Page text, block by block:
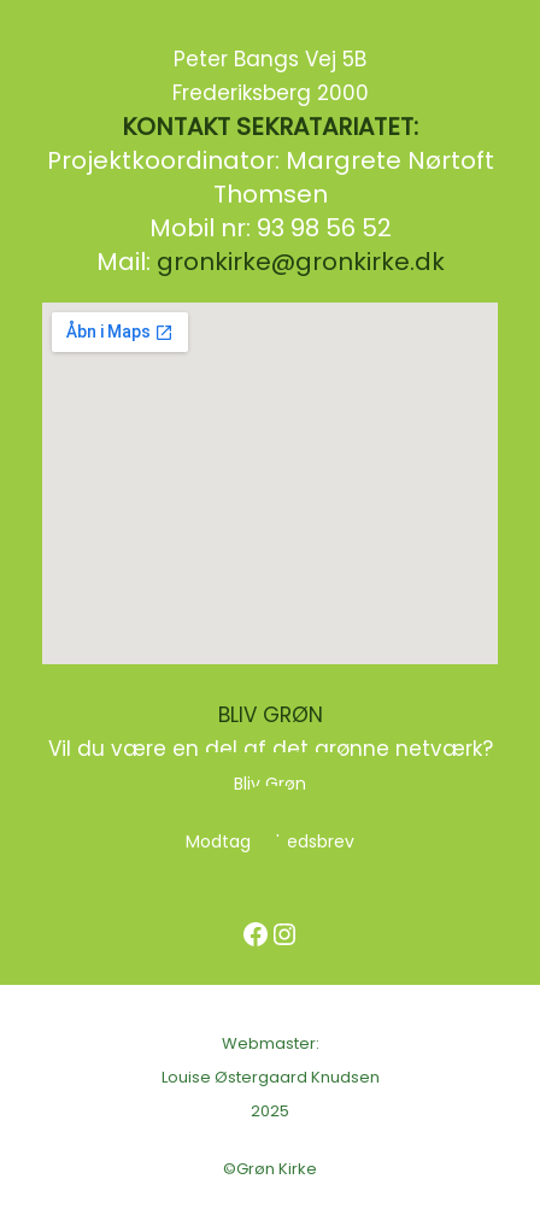
Peter Bangs Vej 5B
Frederiksberg 2000
KONTAKT SEKRATARIATET:
Projektkoordinator: Margrete Nørtoft
Thomsen
Mobil nr: 93 98 56 52
Mail: gronkirke@gronkirke.dk
BLIV GRØN
Vil du være en del af det grønne netværk?
Bliv Grøn
Modtag nyhedsbrev
Facebook Instagram
Webmaster:
Louise Østergaard Knudsen
2025
©Grøn Kirke